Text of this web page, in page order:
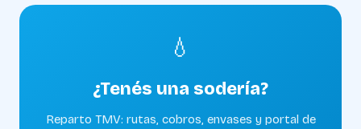
💧
¿Tenés una sodería?
Reparto TMV: rutas, cobros, envases y portal de